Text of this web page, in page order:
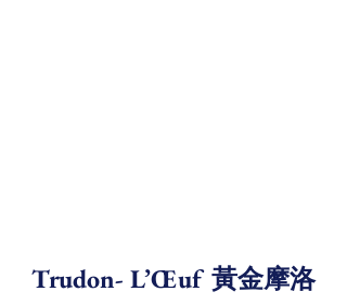
Trudon- L’Œuf黃金摩洛